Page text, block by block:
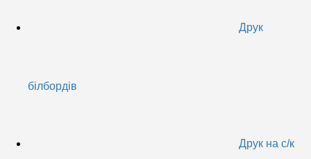
Друк
білбордів
Друк на с/к